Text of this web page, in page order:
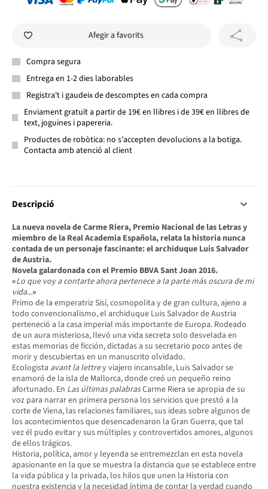
Afegir a favorits
Compra segura
Entrega en 1-2 dies laborables
Registra't i gaudeix de descomptes en cada compra
Enviament gratuït a partir de 19€ en llibres i de 39€ en llibres de
text, joguines i papereria.
Productes de robòtica: no s'accepten devolucions a la botiga.
Contacta amb atenció al client
Descripció
La nueva novela de Carme Riera, Premio Nacional de las Letras y
miembro de la Real Academia Española, relata la historia nunca
contada de un personaje fascinante: el archiduque Luis Salvador
de Austria.
Novela galardonada con el Premio BBVA Sant Joan 2016.
«Lo que voy a contarte ahora pertenece a la parte más oscura de mi
vida...»
Primo de la emperatriz Sisí, cosmopolita y de gran cultura, ajeno a
todo convencionalismo, el archiduque Luis Salvador de Austria
perteneció a la casa imperial más importante de Europa. Rodeado
de un aura misteriosa, llevó una vida secreta solo desvelada en
estas memorias de ficción, dictadas a su secretario poco antes de
morir y descubiertas en un manuscrito olvidado.
Ecologista avant la lettrey viajero incansable, Luis Salvador se
enamoró de la isla de Mallorca, donde creó un pequeño reino
afortunado. En Las últimas palabrasCarme Riera se apropia de su
voz para narrar en primera persona los servicios que prestó a la
corte de Viena, las relaciones familiares, sus ideas sobre algunos de
los acontecimientos que desencadenaron la Gran Guerra, que tal
vez él pudo evitar y sus múltiples y controvertidos amores, algunos
de ellos trágicos.
Historia, política, amor y leyenda se entremezclan en esta novela
apasionante en la que se muestra la distancia que se establece entre
la vida pública y la privada, los hilos que unen la Historia con
nuestra existencia y la necesidad íntima de contar la verdad cuando